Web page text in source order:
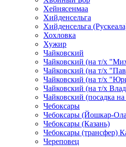
Хейнясенмаа
Хийденсельга
Хийденсельга
Хохловка
Хужир
Чайковский
Чайковский (на т/х
Чайковский (на т/х
Чайковский (на т/х
Чайковский (на т/х
Чайковский (посадка
Чебоксары
Чебоксары (Йошкар-
Чебоксары (Казань)
Чебоксары (трансфер)
Череповец